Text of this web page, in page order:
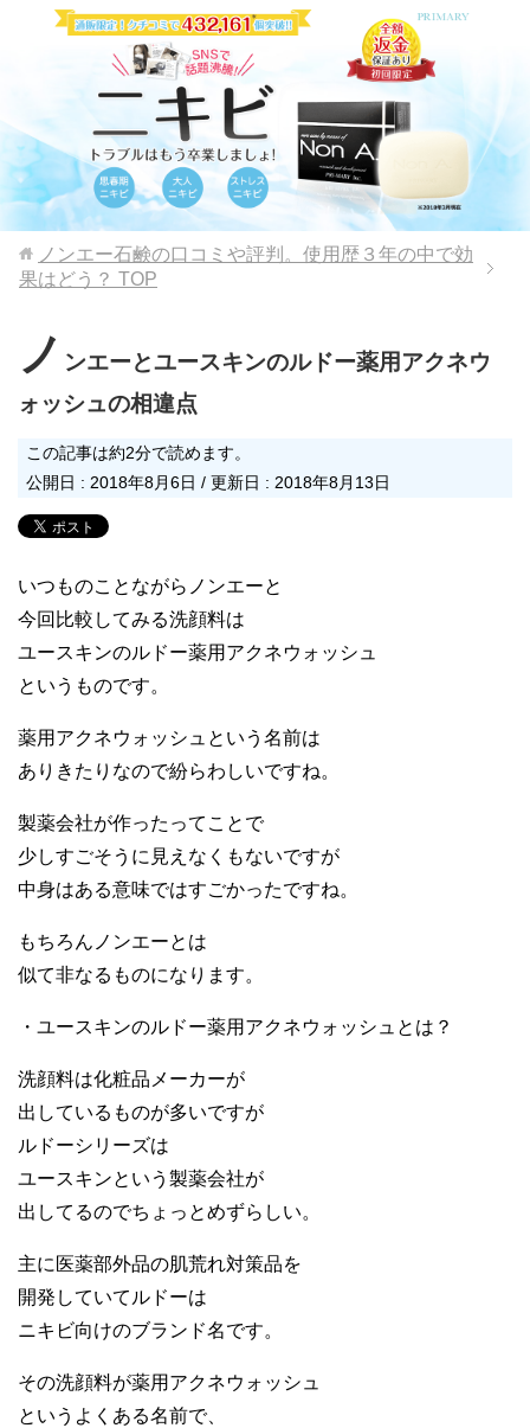
ノンエー石鹸の口コミや評判。使用歴３年の中で効
果はどう？ TOP
ノ ンエーとユースキンのルドー薬用アクネウ
ォッシュの相違点
この記事は約2分で読めます。
公開日 : 2018年8月6日 / 更新日 : 2018年8月13日
いつものことながらノンエーと
今回比較してみる洗顔料は
ユースキンのルドー薬用アクネウォッシュ
というものです。
薬用アクネウォッシュという名前は
ありきたりなので紛らわしいですね。
製薬会社が作ったってことで
少しすごそうに見えなくもないですが
中身はある意味ではすごかったですね。
もちろんノンエーとは
似て非なるものになります。
・ユースキンのルドー薬用アクネウォッシュとは？
洗顔料は化粧品メーカーが
出しているものが多いですが
ルドーシリーズは
ユースキンという製薬会社が
出してるのでちょっとめずらしい。
主に医薬部外品の肌荒れ対策品を
開発していてルドーは
ニキビ向けのブランド名です。
その洗顔料が薬用アクネウォッシュ
というよくある名前で、